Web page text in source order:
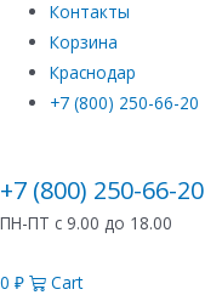
Контакты
Корзина
Краснодар
+7 (800) 250-66-20
+7 (800) 250-66-20
ПН-ПТ с 9.00 до 18.00
0 ₽
Cart